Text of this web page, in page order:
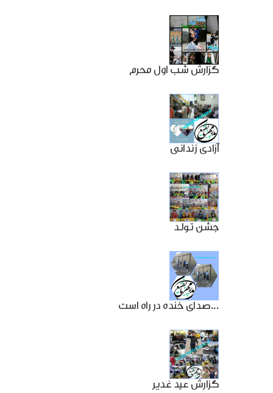
گزارش شب اول محرم
آزادی زندانی
جشن تولد
صدای خنده در راه است...
گزارش عید غدیر